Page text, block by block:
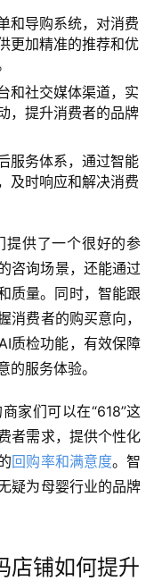
和导购系统，对消费
更加精准的推荐和优
和社交媒体渠道，实
，提升消费者的品牌
服务体系，通过智能
及时响应和解决消费
提供了一个很好的参
咨询场景，还能通过
质量。同时，智能跟
消费者的购买意向，
质检功能，有效保障
服务体验。
家们可以在“618”这
者需求，提供个性化
回购率和满意度。智
疑为母婴行业的品牌
店铺如何提升